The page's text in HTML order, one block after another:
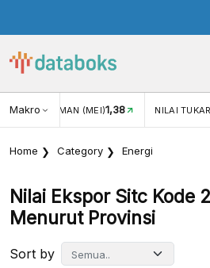
MakroNILAI TUKAR USD/IDR17.911
Home Category Energi
Nilai Ekspor Sitc Kode
Menurut Provinsi
Sort by